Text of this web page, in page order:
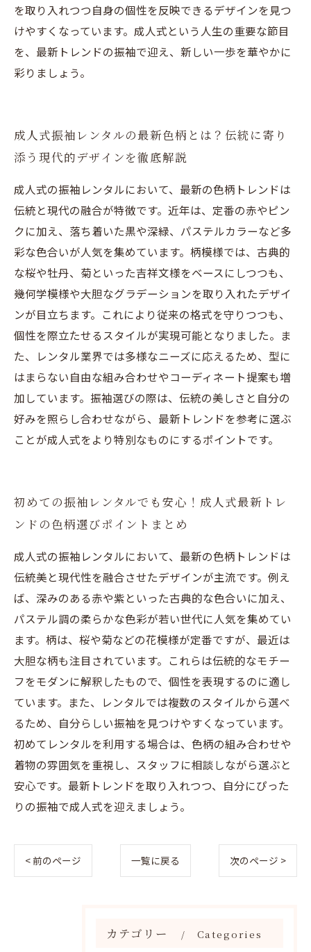
を取り入れつつ自身の個性を反映できるデザインを見つ
けやすくなっています。成人式という人生の重要な節目
を、最新トレンドの振袖で迎え、新しい一歩を華やかに
彩りましょう。
成人式振袖レンタルの最新色柄とは？伝統に寄り
添う現代的デザインを徹底解説
成人式の振袖レンタルにおいて、最新の色柄トレンドは
伝統と現代の融合が特徴です。近年は、定番の赤やピン
クに加え、落ち着いた黒や深緑、パステルカラーなど多
彩な色合いが人気を集めています。柄模様では、古典的
な桜や牡丹、菊といった吉祥文様をベースにしつつも、
幾何学模様や大胆なグラデーションを取り入れたデザイ
ンが目立ちます。これにより従来の格式を守りつつも、
個性を際立たせるスタイルが実現可能となりました。ま
た、レンタル業界では多様なニーズに応えるため、型に
はまらない自由な組み合わせやコーディネート提案も増
加しています。振袖選びの際は、伝統の美しさと自分の
好みを照らし合わせながら、最新トレンドを参考に選ぶ
ことが成人式をより特別なものにするポイントです。
初めての振袖レンタルでも安心！成人式最新トレ
ンドの色柄選びポイントまとめ
成人式の振袖レンタルにおいて、最新の色柄トレンドは
伝統美と現代性を融合させたデザインが主流です。例え
ば、深みのある赤や紫といった古典的な色合いに加え、
パステル調の柔らかな色彩が若い世代に人気を集めてい
ます。柄は、桜や菊などの花模様が定番ですが、最近は
大胆な柄も注目されています。これらは伝統的なモチー
フをモダンに解釈したもので、個性を表現するのに適し
ています。また、レンタルでは複数のスタイルから選べ
るため、自分らしい振袖を見つけやすくなっています。
初めてレンタルを利用する場合は、色柄の組み合わせや
着物の雰囲気を重視し、スタッフに相談しながら選ぶと
安心です。最新トレンドを取り入れつつ、自分にぴった
りの振袖で成人式を迎えましょう。
< 前のページ 一覧に戻る 次のページ >
カテゴリー Categories